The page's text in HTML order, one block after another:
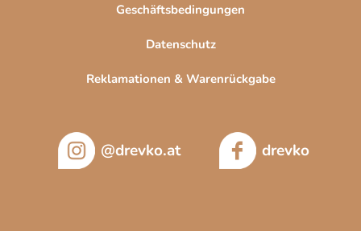
Geschäftsbedingungen
Datenschutz
Reklamationen & Warenrückgabe
@drevko.at drevko